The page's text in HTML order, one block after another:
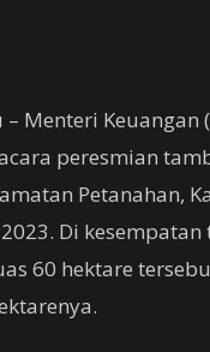
Menteri
peresmian
Petanahan,
Di
60 hektare